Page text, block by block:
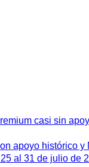
casi sin
apoyo histórico y
al 31 de julio de